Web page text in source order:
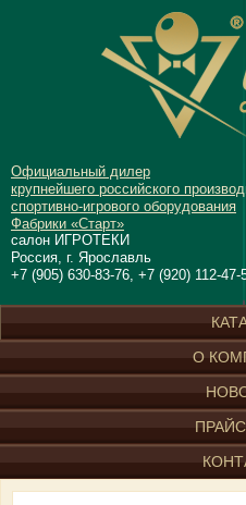
Официальный дилер
крупнейшего российского
спортивно-игрового оборудования
Фабрики «Старт»
салон ИГРОТЕКИ
Россия, г. Ярославль
+7 (905) 630-83-76, +7 (920) 112-47-
О